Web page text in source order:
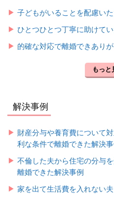
子どもがいることを配慮い
ひとつひとつ丁寧に助けて
的確な対応で離婚できあり
もっと
解決事例
財産分与や養育費について
利な条件で離婚できた解決
不倫した夫から住宅の分与
離婚できた解決事例
家を出て生活費を入れない